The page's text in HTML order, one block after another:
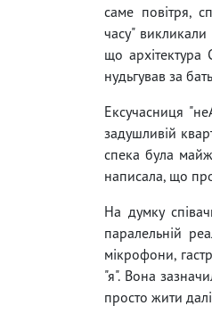
саме повітря,
часу"
що архітектура
нудьгував за
Ексучасниця
задушливій
спека була
написала, що
На думку
паралельній
мікрофони,
"я". Вона
просто жити